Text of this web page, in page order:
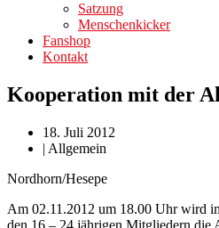
Satzung
Menschenkicker
Fanshop
Kontakt
Kooperation mit der
18. Juli 2012
| Allgemein
Nordhorn/Hesepe
Am 02.11.2012 um 18.00 Uhr wird
den 16 – 24 jährigen Mitgliedern die